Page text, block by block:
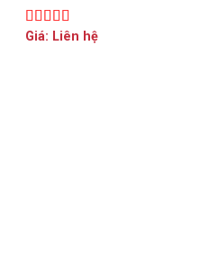
Được xếp
Giá: Liên hệ